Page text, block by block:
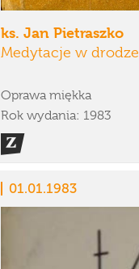
ks. Jan Pietraszko
Medytacje w drodze
Oprawa miękka
Rok wydania: 1983
01.01.1983